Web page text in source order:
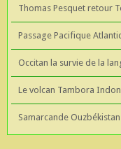
Thomas Pesquet retour
Passage Pacifique
Occitan la survie de la
Le volcan Tambora
Samarcande Ouzbékistan